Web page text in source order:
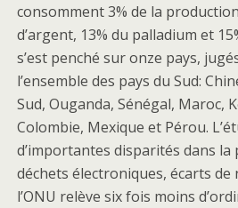
consomment 3% de la
d’argent, 13% du palladium et
s’est penché sur onze pays,
l’ensemble des pays du Sud:
Sud, Ouganda, Sénégal, Maroc,
Colombie, Mexique et Pérou.
d’importantes disparités dans la
déchets électroniques, écarts de
l’ONU relève six fois moins